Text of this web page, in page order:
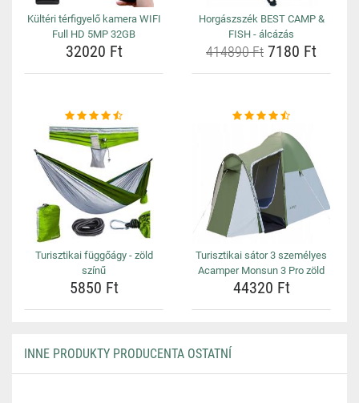
Kültéri térfigyelő kamera WIFI
Full HD 5MP 32GB
32020 Ft
Horgászszék BEST CAMP &
FISH - álcázás
414890 Ft 7180 Ft
Turisztikai függőágy - zöld
színű
5850 Ft
Turisztikai sátor 3 személyes
Acamper Monsun 3 Pro zöld
44320 Ft
INNE PRODUKTY PRODUCENTA OSTATNÍ